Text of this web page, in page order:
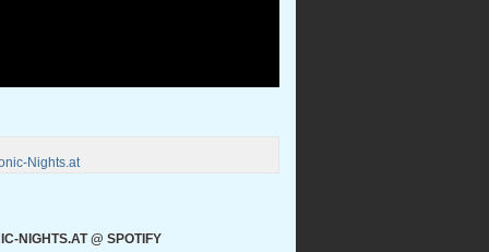
Nights.at
NIGHTS.AT @ SPOTIFY